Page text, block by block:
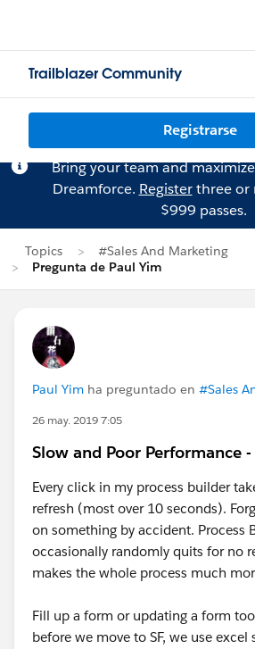
Trailblazer Community
Registrarse
Bring your team and
Dreamforce. Registerthree or
$999 passes.
Topics
#Sales And Marketing
Pregunta de Paul Yim
Paul Yim ha preguntado en #Sales
26 may. 2019 7:05
Slow and Poor Performance -
Every click in my process builder
refresh (most over 10 seconds).
on something by accident. Process
occasionally randomly quits for no
makes the whole process much
Fill up a form or updating a form
before we move to SF, we use excel